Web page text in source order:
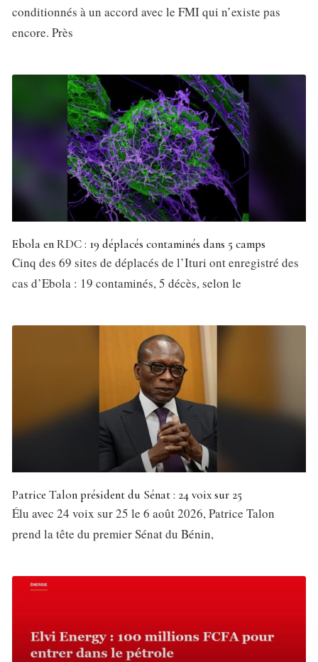
conditionnés à un accord avec le FMI qui n’existe pas
encore. Près
Ebola en RDC : 19 déplacés contaminés dans 5 camps
Cinq des 69 sites de déplacés de l’Ituri ont enregistré des
cas d’Ebola : 19 contaminés, 5 décès, selon le
Patrice Talon président du Sénat : 24 voix sur 25
Élu avec 24 voix sur 25 le 6 août 2026, Patrice Talon
prend la tête du premier Sénat du Bénin,